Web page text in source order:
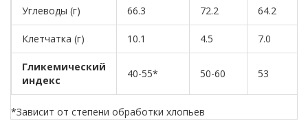
Углеводы (г) 66.3 72.2 64.2
Клетчатка (г) 10.1 4.5 7.0
Гликемический
индекс
40-55* 50-60 53
*Зависит от степени обработки хлопьев